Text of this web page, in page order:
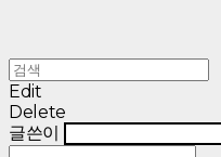
Edit
Delete
글쓴이